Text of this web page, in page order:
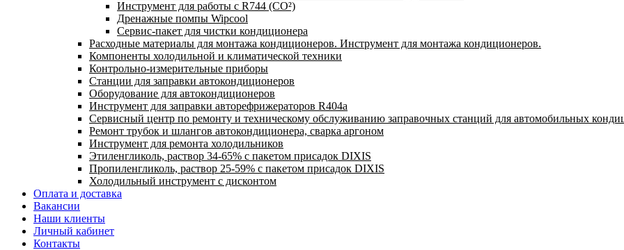
Инструмент для работы с R744 (CO²)
Дренажные помпы Wipcool
Сервис-пакет для чистки кондиционера
Расходные материалы для монтажа кондиционеров. Инструмент для монтажа кондиционеров.
Компоненты холодильной и климатической техники
Контрольно-измерительные приборы
Станции для заправки автокондиционеров
Оборудование для автокондиционеров
Инструмент для заправки авторефрижераторов R404a
Сервисный центр по ремонту и техническому обслуживанию заправочных станций для автомобильных
Ремонт трубок и шлангов автокондиционера, сварка аргоном
Инструмент для ремонта холодильников
Этиленгликоль, раствор 34-65% с пакетом присадок DIXIS
Пропиленгликоль, раствор 25-59% с пакетом присадок DIXIS
Холодильный инструмент с дисконтом
Оплата и доставка
Вакансии
Наши клиенты
Личный кабинет
Контакты